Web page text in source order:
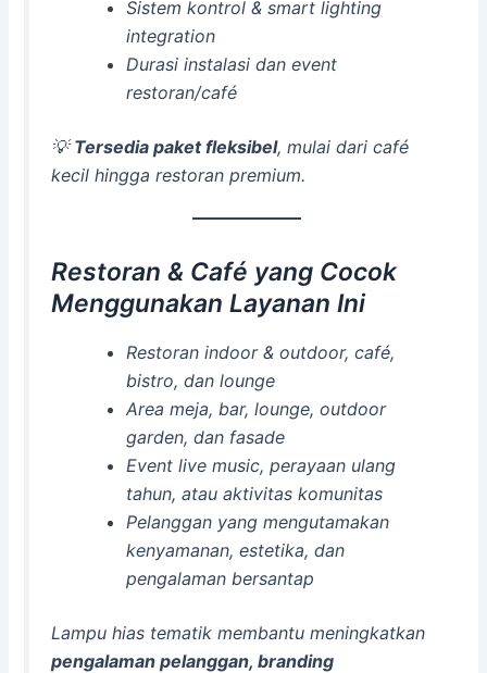
Sistem kontrol & smart lighting
integration
Durasi instalasi dan event
restoran/café
💡Tersedia paket fleksibel, mulai dari café
kecil hingga restoran premium.
Restoran & Café yang Cocok
Menggunakan Layanan Ini
Restoran indoor & outdoor, café,
bistro, dan lounge
Area meja, bar, lounge, outdoor
garden, dan fasade
Event live music, perayaan ulang
tahun, atau aktivitas komunitas
Pelanggan yang mengutamakan
kenyamanan, estetika, dan
pengalaman bersantap
Lampu hias tematik membantu meningkatkan
pengalaman pelanggan, branding